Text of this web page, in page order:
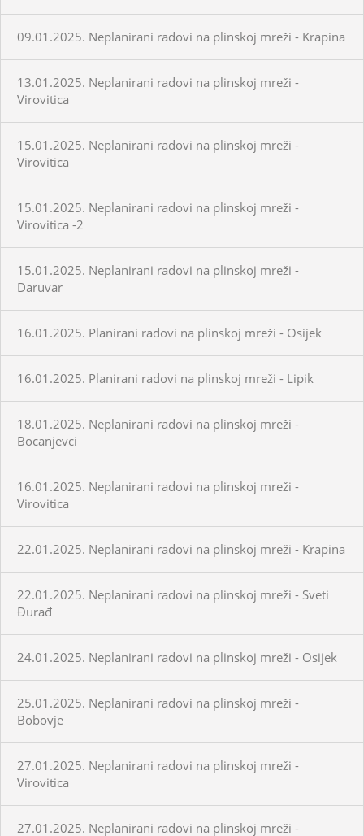
09.01.2025. Neplanirani radovi na plinskoj mreži - Krapina
13.01.2025. Neplanirani radovi na plinskoj mreži -
Virovitica
15.01.2025. Neplanirani radovi na plinskoj mreži -
Virovitica
15.01.2025. Neplanirani radovi na plinskoj mreži -
Virovitica -2
15.01.2025. Neplanirani radovi na plinskoj mreži -
Daruvar
16.01.2025. Planirani radovi na plinskoj mreži - Osijek
16.01.2025. Planirani radovi na plinskoj mreži - Lipik
18.01.2025. Neplanirani radovi na plinskoj mreži -
Bocanjevci
16.01.2025. Neplanirani radovi na plinskoj mreži -
Virovitica
22.01.2025. Neplanirani radovi na plinskoj mreži - Krapina
22.01.2025. Neplanirani radovi na plinskoj mreži - Sveti
Đurađ
24.01.2025. Neplanirani radovi na plinskoj mreži - Osijek
25.01.2025. Neplanirani radovi na plinskoj mreži -
Bobovje
27.01.2025. Neplanirani radovi na plinskoj mreži -
Virovitica
27.01.2025. Neplanirani radovi na plinskoj mreži -